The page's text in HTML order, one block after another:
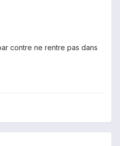
contre ne rentre pas dans